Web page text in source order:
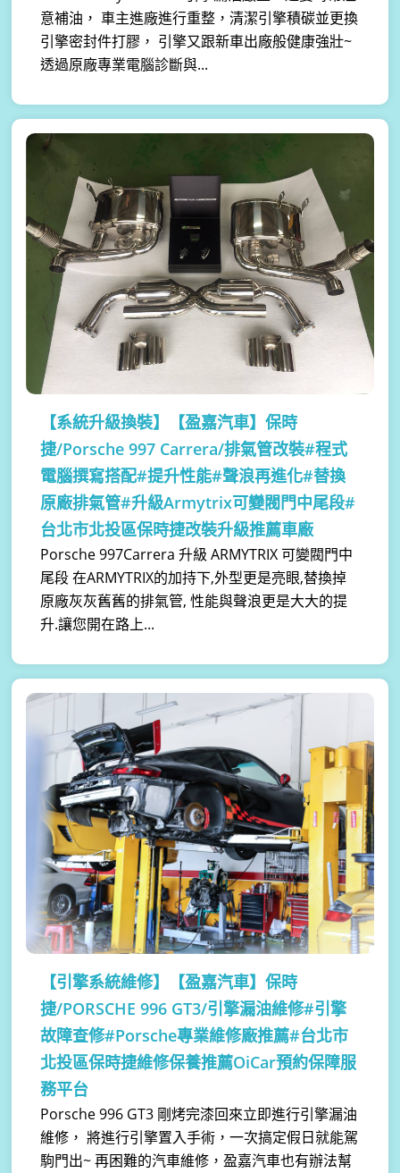
意補油， 車主進廠進行重整，清潔引擎積碳並更換
引擎密封件打膠， 引擎又跟新車出廠般健康強壯~
透過原廠專業電腦診斷與...
【系統升級換裝】
【盈嘉汽車】保時
捷/Porsche 997 Carrera/排氣管改裝#程式
電腦撰寫搭配#提升性能#聲浪再進化#替換
原廠排氣管#升級Armytrix可變閥門中尾段#
台北市北投區保時捷改裝升級推薦車廠
Porsche 997Carrera 升級 ARMYTRIX 可變閥門中
尾段 在ARMYTRIX的加持下,外型更是亮眼,替換掉
原廠灰灰舊舊的排氣管, 性能與聲浪更是大大的提
升.讓您開在路上...
【引擎系統維修】
【盈嘉汽車】保時
捷/PORSCHE 996 GT3/引擎漏油維修#引擎
故障查修#Porsche專業維修廠推薦#台北市
北投區保時捷維修保養推薦OiCar預約保障服
務平台
Porsche 996 GT3 剛烤完漆回來立即進行引擎漏油
維修， 將進行引擎置入手術，一次搞定假日就能駕
駒門出~ 再困難的汽車維修，盈嘉汽車也有辦法幫